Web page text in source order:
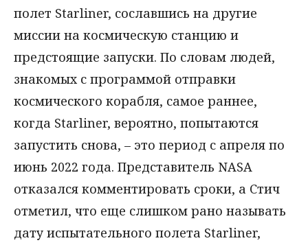
полет Starliner, сославшись на другие
миссии на космическую станцию и
предстоящие запуски. По словам людей,
знакомых с программой отправки
космического корабля, самое раннее,
когда Starliner, вероятно, попытаются
запустить снова, – это период с апреля по
июнь 2022 года. Представитель NASA
отказался комментировать сроки, а Стич
отметил, что еще слишком рано называть
дату испытательного полета Starliner,